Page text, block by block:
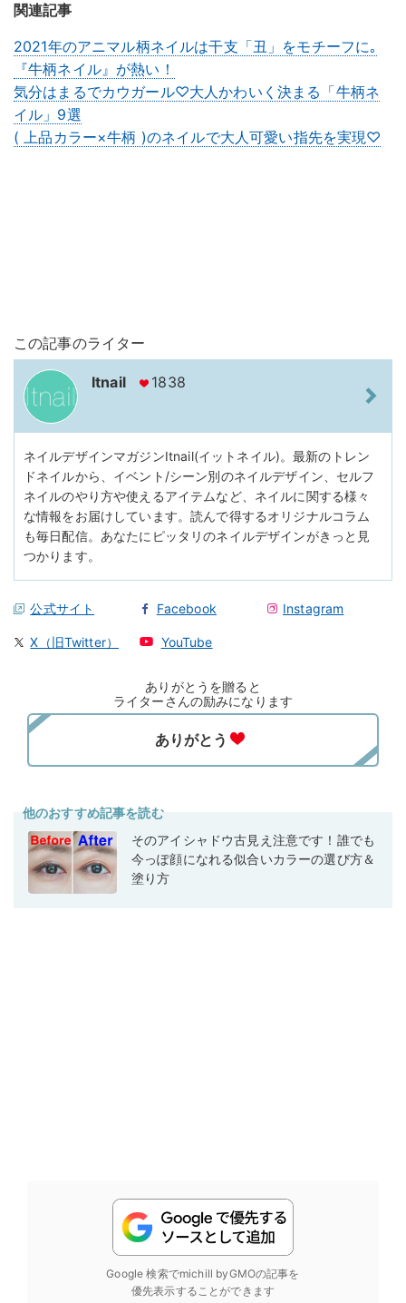
関連記事
2021年のアニマル柄ネイルは干支「丑」をモチーフに｡
『牛柄ネイル』が熱い！
気分はまるでカウガール♡大人かわいく決まる「牛柄ネ
イル」9選
( 上品カラー×牛柄 )のネイルで大人可愛い指先を実現♡
この記事のライター
Itnail 1838
ネイルデザインマガジンItnail(イットネイル)。最新のトレン
ドネイルから、イベント/シーン別のネイルデザイン、セルフ
ネイルのやり方や使えるアイテムなど、ネイルに関する様々
な情報をお届けしています。読んで得するオリジナルコラム
も毎日配信。あなたにピッタリのネイルデザインがきっと見
つかります。
公式サイト Facebook Instagram
X（旧Twitter） YouTube
ありがとうを贈ると
ライターさんの励みになります
他のおすすめ記事を読む
そのアイシャドウ古見え注意です！誰でも
今っぽ顔になれる似合いカラーの選び方＆
塗り方
Google 検索でmichill byGMOの記事を
優先表示することができます